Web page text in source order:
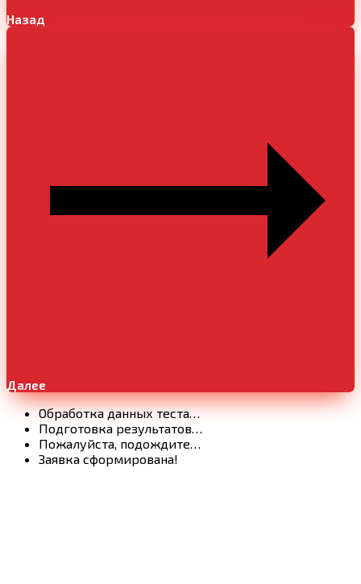
Назад
Далее
Обработка данных теста…
Подготовка результатов…
Пожалуйста, подождите…
Заявка сформирована!